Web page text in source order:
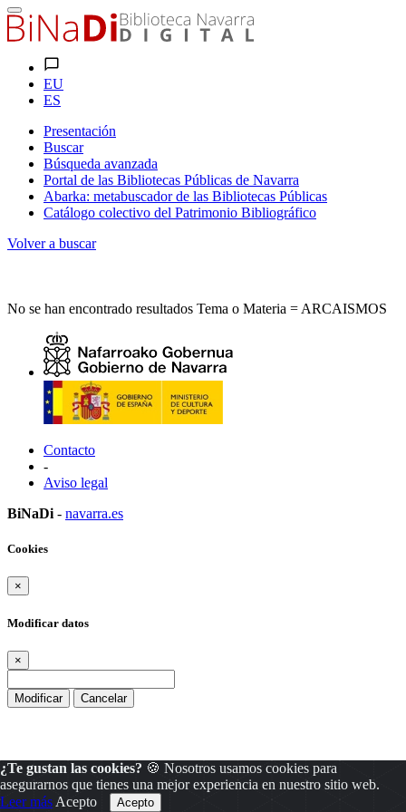
EU
ES
Presentación
Buscar
Búsqueda avanzada
Portal de las Bibliotecas Públicas de Navarra
Abarka: metabuscador de las Bibliotecas Públicas
Catálogo colectivo del Patrimonio Bibliográfico
Volver a buscar
No se han encontrado resultados Tema o Materia = ARCAISMOS
Contacto
-
Aviso legal
BiNaDi - navarra.es
¿Te gustan las cookies? 🍪 Nosotros usamos cookies para
asegurarnos que tienes una mejor experiencia en nuestro sitio web.
Leer más Acepto
Cookies
×
Modificar datos
×
Modificar Cancelar